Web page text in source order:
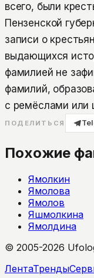
всего, были
Пензенской
записи о
выдающихся
фамилией не
фамилий,
с ремёслами или
ПОДЕЛИТЬСЯ
Похожие
Ямолкин
Ямолова
Ямолов
Яшмолкина
Ямолдина
© 2005-2026
ЛентаТренды